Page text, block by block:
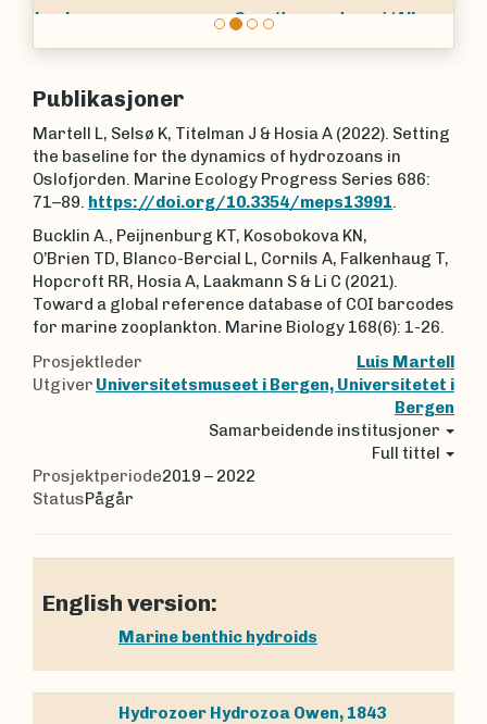
Gonothyraea loveni(Allman, 1859)
Publikasjoner
Martell L, Selsø K, Titelman J & Hosia A (2022). Setting
the baseline for the dynamics of hydrozoans in
Oslofjorden. Marine Ecology Progress Series 686:
71–89. https://doi.org/10.3354/meps13991.
Bucklin A., Peijnenburg KT, Kosobokova KN,
O’Brien TD, Blanco-Bercial L, Cornils A, Falkenhaug T,
Hopcroft RR, Hosia A, Laakmann S & Li C (2021).
Toward a global reference database of COI barcodes
for marine zooplankton. Marine Biology 168(6): 1-26.
Prosjektleder
Luis Martell
Utgiver Universitetsmuseet i Bergen, Universitetet i
Bergen
Samarbeidende institusjoner
Full tittel
Prosjektperiode2019 – 2022
StatusPågår
English version:
Marine benthic hydroids
Hydrozoer Hydrozoa Owen, 1843